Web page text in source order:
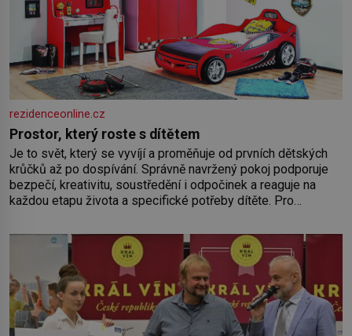
rezidenceonline.cz
Prostor, který roste s dítětem
Je to svět, který se vyvíjí a proměňuje od prvních dětských
krůčků až po dospívání. Správně navržený pokoj podporuje
bezpečí, kreativitu, soustředění i odpočinek a reaguje na
každou etapu života a specifické potřeby dítěte. Pro
by pokoj miminka měl působit především klidně a útulně.
Předškolní věk je